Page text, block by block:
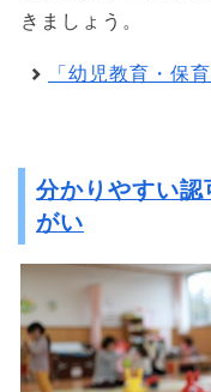
きましょう。
「幼児教育・保
分かりやすい認
がい